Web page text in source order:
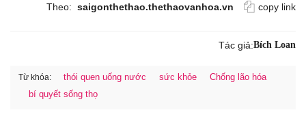
Theo: saigonthethao.thethaovanhoa.vn copy link
Tác giả:Bích Loan
Từ khóa: thói quen uống nước sức khỏe
Chống lão hóa
bí quyết sống thọ